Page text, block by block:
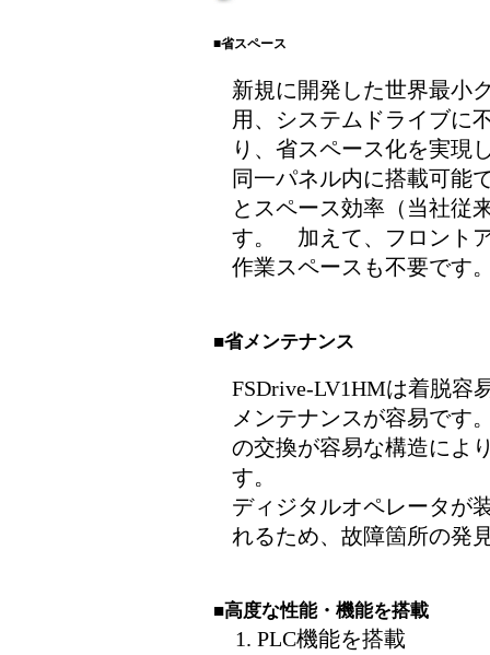
■省スペース
新規に開発した世界最小
用、システムドライブに
り、省スペース化を実現
同一パネル内に搭載可能
とスペース効率（当社従
す。 加えて、フロント
作業スペースも不要です
■省メンテナンス
FSDrive-LV1HMは着脱容
メンテナンスが容易です
の交換が容易な構造によ
す。
ディジタルオペレータが
れるため、故障箇所の発
■高度な性能・機能を搭載
PLC機能を搭載